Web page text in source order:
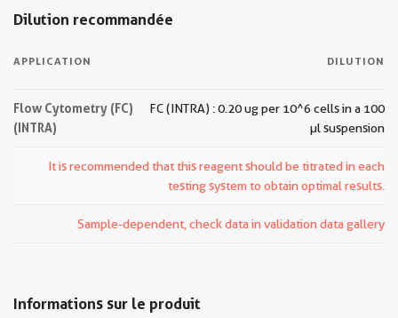
Dilution recommandée
APPLICATION DILUTION
Flow Cytometry (FC)
(INTRA)
FC (INTRA) : 0.20 ug per 10^6 cells in a 100
µl suspension
It is recommended that this reagent should be titrated in each
testing system to obtain optimal results.
Sample-dependent, check data in validation data gallery
Informations sur le produit